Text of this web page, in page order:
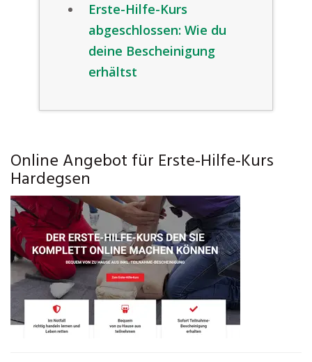
Erste-Hilfe-Kurs
abgeschlossen: Wie du
deine Bescheinigung
erhältst
Online Angebot für Erste-Hilfe-Kurs
Hardegsen